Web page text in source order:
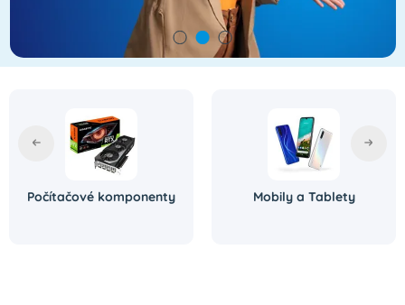
Počítačové komponenty Mobily a Tablety